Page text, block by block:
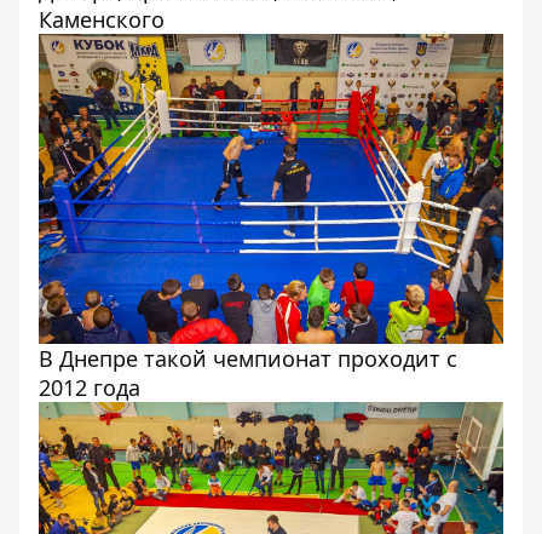
Каменского
В Днепре такой чемпионат проходит с
2012 года